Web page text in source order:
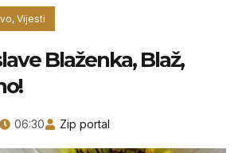
, Vijesti
Blaženka, Blaž,
06:30 Zip portal